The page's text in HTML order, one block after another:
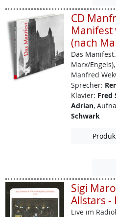
CD
(nach
Das Manifest.
Marx/
Manfred
Sprecher:
Klavier: Fred
Adrian,
Schwark
Sigi
Allstars -
Live im